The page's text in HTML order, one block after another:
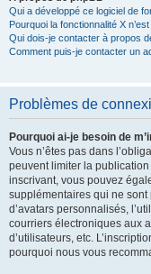
Qui a développé ce logiciel de
Pourquoi la fonctionnalité X
Qui dois-je contacter à propos
Comment puis-je contacter un
Problèmes de
Pourquoi ai-je besoin de
Vous n’êtes pas dans
peuvent limiter la
inscrivant, vous pouvez
supplémentaires qui ne sont
d’avatars personnalisés,
courriers électroniques aux
d’utilisateurs, etc.
pourquoi nous vous